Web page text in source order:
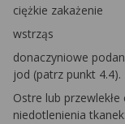
ciężkie zakażenie
wstrząs
donaczyniowe
jod (patrz punkt 4.4).
Ostre lub
niedotlenienia tkanek: